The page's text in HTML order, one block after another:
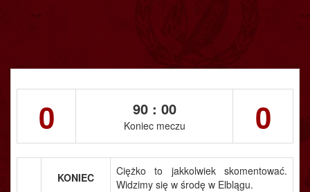
0 90 : 00
Koniec meczu 0
KONIEC
Ciężko to jakkolwiek skomentować.
Widzimy się w środę w Elblągu.